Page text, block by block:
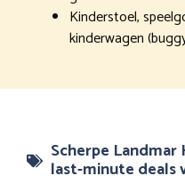
Kinderstoel,
kinderwagen
Scherpe
last-minute deals